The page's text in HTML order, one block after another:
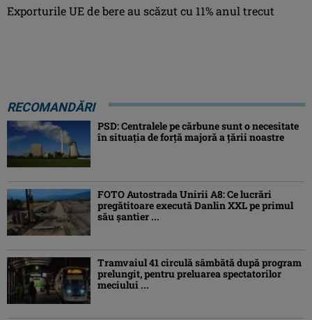
Exporturile UE de bere au scăzut cu 11% anul trecut
RECOMANDĂRI
PSD: Centralele pe cărbune sunt o necesitate
în situaţia de forţă majoră a ţării noastre
FOTO Autostrada Unirii A8: Ce lucrări
pregătitoare execută Danlin XXL pe primul
său șantier ...
Tramvaiul 41 circulă sâmbătă după program
prelungit, pentru preluarea spectatorilor
meciului ...